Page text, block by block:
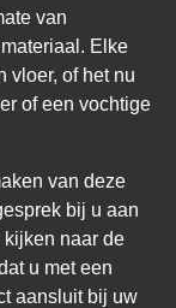
van
Elke
vloer, of het nu
of een vochtige
van deze
bij u aan
naar de
u met een
aansluit bij uw